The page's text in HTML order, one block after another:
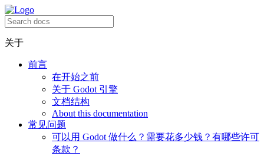
关于
前言
在开始之前
关于 Godot 引擎
文档结构
About this documentation
常见问题
可以用 Godot 做什么？需要花多少钱？有哪些许可
条款？